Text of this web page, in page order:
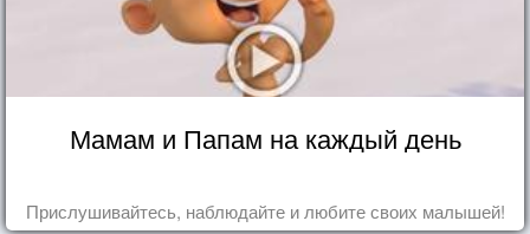
Мамам и Папам на каждый день
Прислушивайтесь, наблюдайте и любите своих малышей!